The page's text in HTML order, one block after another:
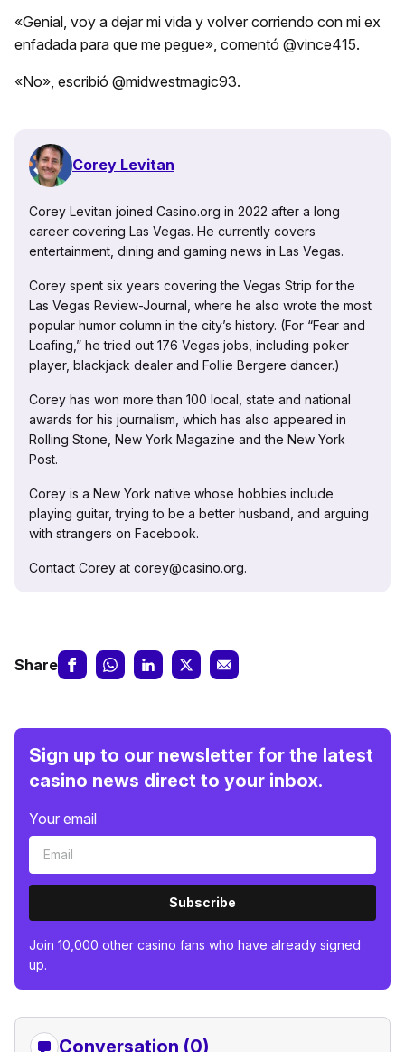
«Genial, voy a dejar mi vida y volver corriendo con mi ex
enfadada para que me pegue», comentó @vince415.
«No», escribió @midwestmagic93.
Corey Levitan
Corey Levitan joined Casino.org in 2022 after a long
career covering Las Vegas. He currently covers
entertainment, dining and gaming news in Las Vegas.
Corey spent six years covering the Vegas Strip for the
Las Vegas Review-Journal, where he also wrote the most
popular humor column in the city’s history. (For “Fear and
Loafing,” he tried out 176 Vegas jobs, including poker
player, blackjack dealer and Follie Bergere dancer.)
Corey has won more than 100 local, state and national
awards for his journalism, which has also appeared in
Rolling Stone, New York Magazine and the New York
Post.
Corey is a New York native whose hobbies include
playing guitar, trying to be a better husband, and arguing
with strangers on Facebook.
Contact Corey at corey@casino.org.
Share
Sign up to our newsletter for the latest
casino news direct to your inbox.
Your email
Subscribe
Join 10,000 other casino fans who have already signed
up.
Conversation (0)